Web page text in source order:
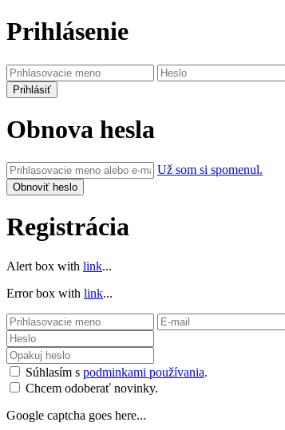
Prihlásenie
Obnova hesla
Už som si spomenul.
Registrácia
Alert box with link...
Error box with link...
Súhlasím s podminkami používania.
Chcem odoberať novinky.
Google captcha goes here...